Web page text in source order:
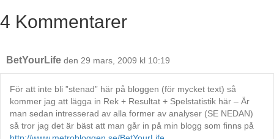
4 Kommentarer
BetYourLife den 29 mars, 2009 kl 10:19
För att inte bli ”stenad” här på bloggen (för mycket text) så
kommer jag att lägga in Rek + Resultat + Spelstatistik här – Är
man sedan intresserad av alla former av analyser (SE NEDAN)
så tror jag det är bäst att man går in på min blogg som finns på